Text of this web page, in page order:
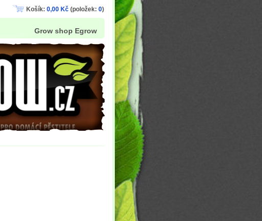
Grow shop Egrow
Košík: 0,00 Kč (položek: 0)